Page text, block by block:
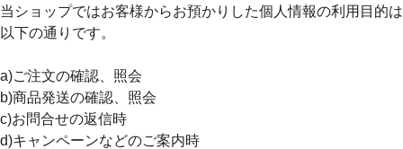
当ショップではお客様からお預かりした個人情報の利用目的は
以下の通りです。
a)ご注文の確認、照会
b)商品発送の確認、照会
c)お問合せの返信時
d)キャンペーンなどのご案内時